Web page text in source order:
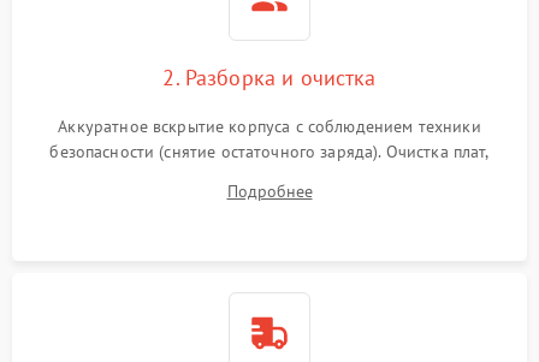
2. Разборка и очистка
Аккуратное вскрытие корпуса с соблюдением техники
безопасности (снятие остаточного заряда). Очистка плат,
и кистей для предотвращения перегрева и замыканий.
Подробнее